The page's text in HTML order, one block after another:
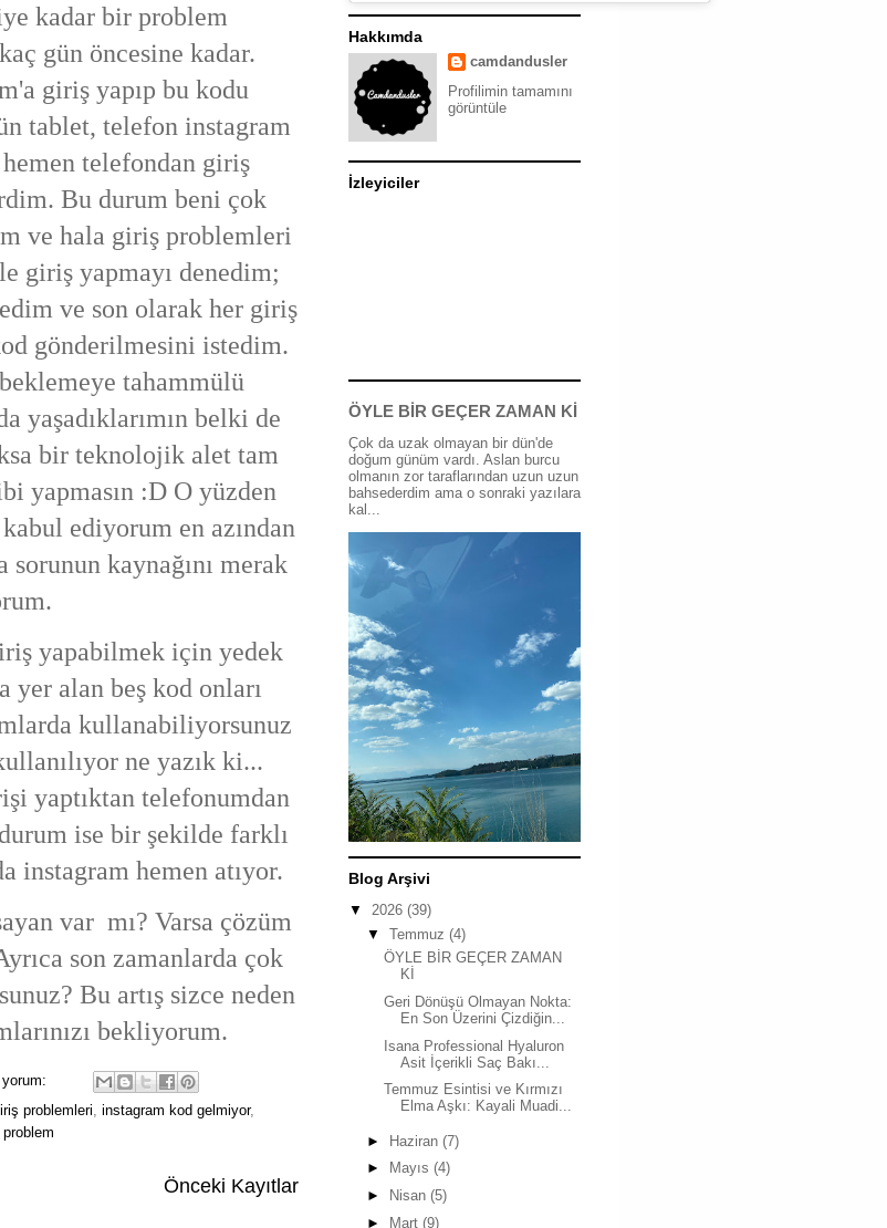
kadar bir problem
gün öncesine kadar.
giriş yapıp bu kodu
tablet, telefon instagram
telefondan giriş
Bu durum beni çok
ve hala giriş problemleri
giriş yapmayı denedim;
ve son olarak her giriş
gönderilmesini istedim.
tahammülü
yaşadıklarımın belki de
bir teknolojik alet tam
yapmasın :D O yüzden
ediyorum en azından
kaynağını merak
yapabilmek için yedek
yer alan beş kod onları
kullanabiliyorsunuz
ne yazık ki...
yaptıktan telefonumdan
ise bir şekilde farklı
instagram hemen atıyor.
var mı? Varsa çözüm
son zamanlarda çok
Bu artış sizce neden
bekliyorum.
problemleri, instagram kod gelmiyor,
Önceki Kayıtlar
Hakkımda
camdandusler
Profilimin tamamını
görüntüle
İzleyiciler
ÖYLE BİR GEÇER ZAMAN Kİ
Çok da uzak olmayan bir dün'de
doğum günüm vardı. Aslan burcu
olmanın zor taraflarından uzun uzun
bahsederdim ama o sonraki yazılara
kal...
Blog Arşivi
▼ 2026 (39)
▼ Temmuz (4)
ÖYLE BİR GEÇER ZAMAN
Kİ
Geri Dönüşü Olmayan Nokta:
En Son Üzerini Çizdiğin...
Isana Professional Hyaluron
Asit İçerikli Saç Bakı...
Temmuz Esintisi ve Kırmızı
Elma Aşkı: Kayali Muadi...
► Haziran (7)
►
Mayıs (4)
►
Nisan (5)
►
Mart (9)